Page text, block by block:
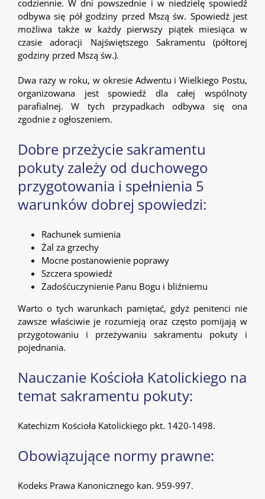
codziennie. W dni powszednie i w niedzielę spowiedź
odbywa się pół godziny przed Mszą św. Spowiedź jest
możliwa także w każdy pierwszy piątek miesiąca w
czasie adoracji Najświętszego Sakramentu (półtorej
godziny przed Mszą św.).
Dwa razy w roku, w okresie Adwentu i Wielkiego Postu,
organizowana jest spowiedź dla całej wspólnoty
parafialnej. W tych przypadkach odbywa się ona
zgodnie z ogłoszeniem.
Dobre przeżycie sakramentu
pokuty zależy od duchowego
przygotowania i spełnienia 5
warunków dobrej spowiedzi:
Rachunek sumienia
Żal za grzechy
Mocne postanowienie poprawy
Szczera spowiedź
Zadośćuczynienie Panu Bogu i bliźniemu
Warto o tych warunkach pamiętać, gdyż penitenci nie
zawsze właściwie je rozumieją oraz często pomijają w
przygotowaniu i przeżywaniu sakramentu pokuty i
pojednania.
Nauczanie Kościoła Katolickiego na
temat sakramentu pokuty:
Katechizm Kościoła Katolickiego pkt. 1420-1498.
Obowiązujące normy prawne:
Kodeks Prawa Kanonicznego kan. 959-997.